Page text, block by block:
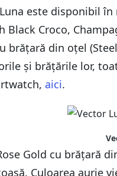
este disponibil
Black Croco,
brățară din oțel
și brățările lor,
aici.
Gold cu brățară
Culoarea aurie